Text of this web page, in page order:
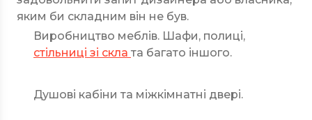
яким би складним він не був.
Виробництво меблів. Шафи, полиці,
стільниці зі скла та багато іншого.
Душові кабіни та міжкімнатні двері.